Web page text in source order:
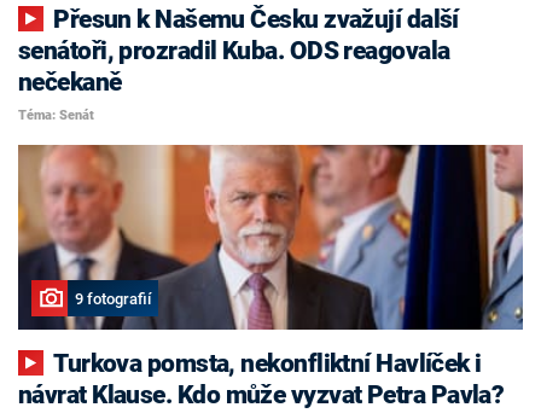
senátoři, prozradil Kuba. ODS reagovala
nečekaně
Téma: Senát
9 fotografií
Turkova pomsta, nekonfliktní Havlíček i
návrat Klause. Kdo může vyzvat Petra Pavla?